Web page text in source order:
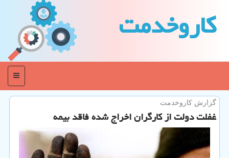
كاروخدمت
منو
گزارش كاروخدمت
غفلت دولت از كارگران اخراج شده فاقد بیمه